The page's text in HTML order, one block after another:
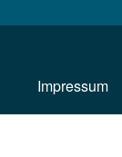
Impressum